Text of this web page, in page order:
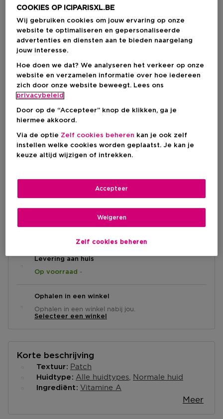
Kies je formaat
Kortingsprijs
€ 23,98
€ 26,00
Aanbevolen verkoopprijs fabrikant
IN WINKELMANDJE
Levering aan huis
Op voorraad -
Ophalen in een winkel
Ophalen in een winkel nabij jou.
Selecteer een winkel
Korte beschrijving
Textuur Patch
Huidtype Alle huidtypes Normale huid
Ingrediënt Vitamine A
Meer
COOKIES OP ICIPARISXL.BE
Wij gebruiken cookies om jouw ervaring op onze
website te optimaliseren en gepersonaliseerde
advertenties en diensten aan te bieden naargelang
jouw interesse.
Hoe doen we dat? We analyseren het verkeer op onze
website en verzamelen informatie over hoe iedereen
zich door onze website beweegt. Lees ons
privacybeleid
Door op de “Accepteer” knop de klikken, ga je
hiermee akkoord.
Via de optie Zelf cookies beheren kan je ook zelf
instellen welke cookies worden geplaatst. Je kan je
keuze altijd wijzigen of intrekken.
Zelf cookies beheren
Weigeren
Accepteer